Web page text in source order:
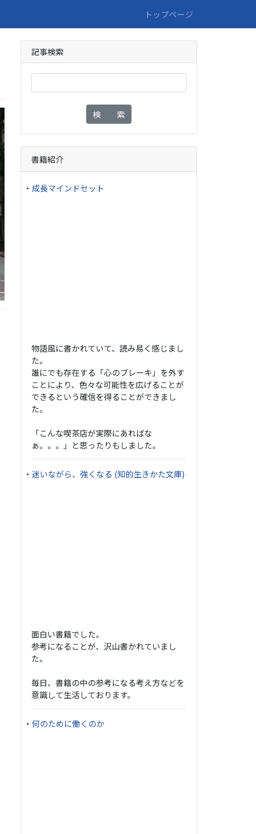
トップページ
記事検索
検 索
書籍紹介
・ 成長マインドセット
物語風に書かれていて、読み易く感じまし
た。
誰にでも存在する「心のブレーキ」を外す
ことにより、色々な可能性を広げることが
できるという確信を得ることができまし
た。
「こんな喫茶店が実際にあればな
ぁ。。。」と思ったりもしました。
・ 迷いながら、強くなる (知的生きかた文庫)
面白い書籍でした。
参考になることが、沢山書かれていまし
た。
毎日、書籍の中の参考になる考え方などを
意識して生活しております。
・ 何のために働くのか